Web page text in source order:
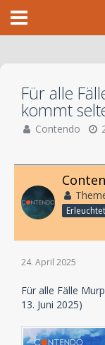
Für alle
kommt
Contendo
24. April 2025
Für alle Fälle
13. Juni 2025)